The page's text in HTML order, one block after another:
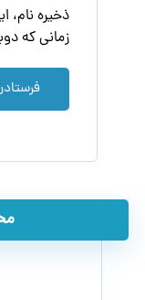
ذخیره نام،
زمانی که